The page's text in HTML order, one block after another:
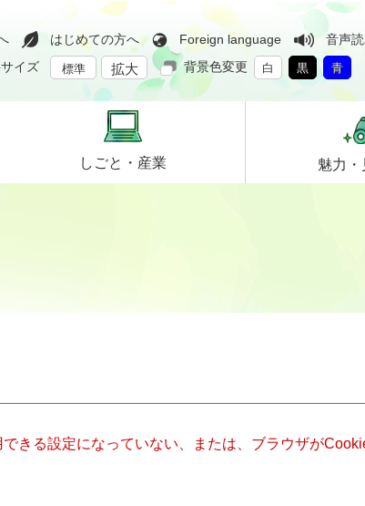
はじめての方へ Foreign language
音声
イズ
標準 拡大 背景色変更 白 黒 青
しごと・ 産業 魅力・
きる設定になっていない、または、ブラウザが